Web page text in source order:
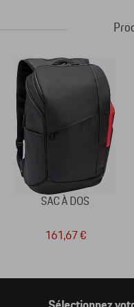
SAC À DOS
161,67 €